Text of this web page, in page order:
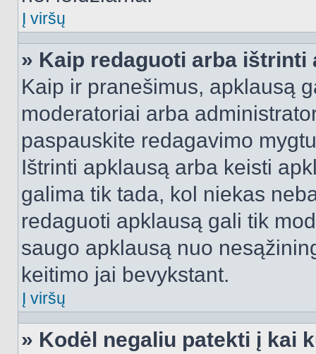
Į viršų
» Kaip redaguoti arba ištrinti
Kaip ir pranešimus, apklausą
moderatoriai arba
paspauskite redagavimo
Ištrinti apklausą arba keisti
galima tik tada, kol niekas
redaguoti apklausą gali tik
saugo apklausą nuo
keitimo jai bevykstant.
Į viršų
» Kodėl negaliu patekti į kai